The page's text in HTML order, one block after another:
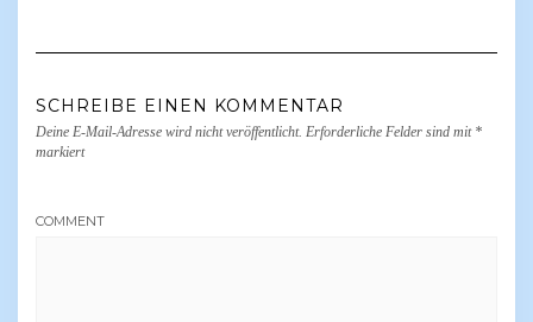
SCHREIBE EINEN KOMMENTAR
Deine E-Mail-Adresse wird nicht veröffentlicht. Erforderliche Felder sind mit *
markiert
COMMENT